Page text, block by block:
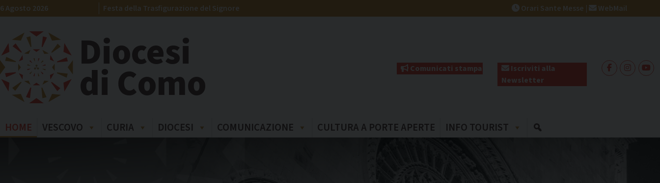
Skip
to
6 Agosto 2026 Festa della Trasfigurazione del Signore Orari Sante Messe | WebMail
Diocesi
di Como Comunicati stampa
Iscriviti alla
Newsletter
HOME VESCOVO CURIA DIOCESI COMUNICAZIONE CULTURA A PORTE APERTE INFO TOURIST